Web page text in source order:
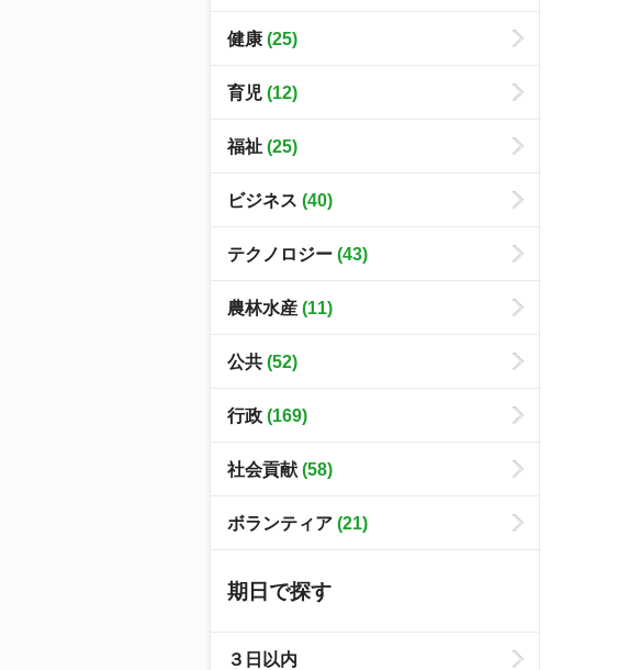
健康 (25)
育児 (12)
福祉 (25)
ビジネス (40)
テクノロジー (43)
農林水産 (11)
公共 (52)
行政 (169)
社会貢献 (58)
ボランティア (21)
期日で探す
３日以内